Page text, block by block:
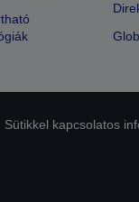
Sütikkel kapcsolatos